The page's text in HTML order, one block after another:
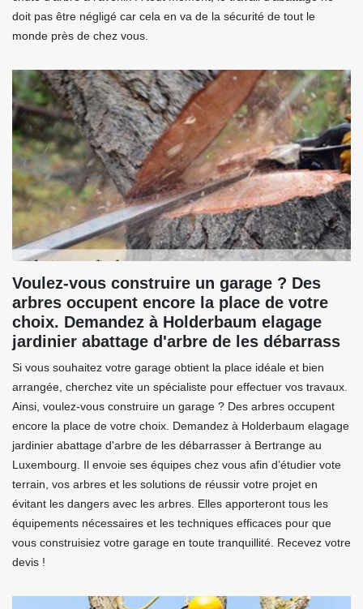
doit pas être négligé car cela en va de la sécurité de tout le
monde près de chez vous.
Voulez-vous construire un garage ? Des
arbres occupent encore la place de votre
choix. Demandez à Holderbaum elagage
jardinier abattage d'arbre de les débarrass
Si vous souhaitez votre garage obtient la place idéale et bien
arrangée, cherchez vite un spécialiste pour effectuer vos travaux.
Ainsi, voulez-vous construire un garage ? Des arbres occupent
encore la place de votre choix. Demandez à Holderbaum elagage
jardinier abattage d'arbre de les débarrasser à Bertrange au
Luxembourg. Il envoie ses équipes chez vous afin d’étudier vote
terrain, vos arbres et les solutions de réussir votre projet en
évitant les dangers avec les arbres. Elles apporteront tous les
équipements nécessaires et les techniques efficaces pour que
vous construisiez votre garage en toute tranquillité. Recevez votre
devis !